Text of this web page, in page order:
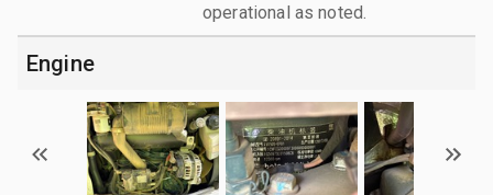
operational as noted.
Engine